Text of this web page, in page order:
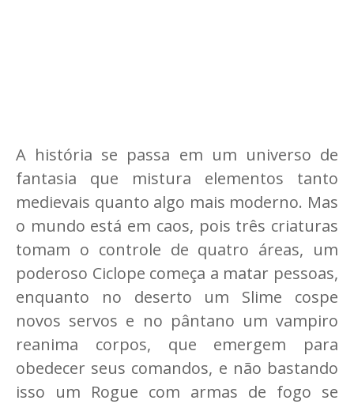
A história se passa em um universo de
fantasia que mistura elementos tanto
medievais quanto algo mais moderno. Mas
o mundo está em caos, pois três criaturas
tomam o controle de quatro áreas, um
poderoso Ciclope começa a matar pessoas,
enquanto no deserto um Slime cospe
novos servos e no pântano um vampiro
reanima corpos, que emergem para
obedecer seus comandos, e não bastando
isso um Rogue com armas de fogo se